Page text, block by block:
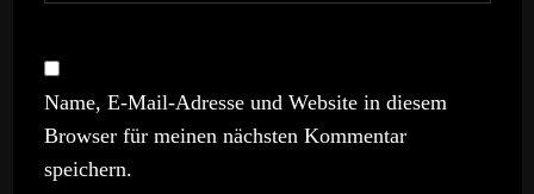
Name, E-Mail-Adresse und Website in diesem
Browser für meinen nächsten Kommentar
speichern.